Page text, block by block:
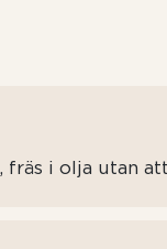
fräs i olja utan